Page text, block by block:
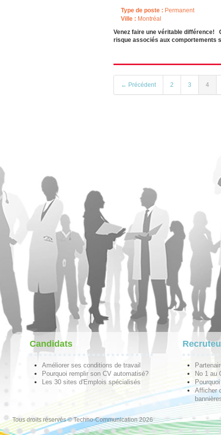
Type de poste : Permanent
Ville : Montréal
Venez faire une véritable différence!
risque associés aux comportements
← Précédent 2 3 4
Candidats
Améliorer ses conditions de travail
Pourquoi remplir son CV automatisé?
Les 30 sites d'Emplois spécialisés
No 1 au
Afficher
Tous droits réservés © Techno-Communication 2026